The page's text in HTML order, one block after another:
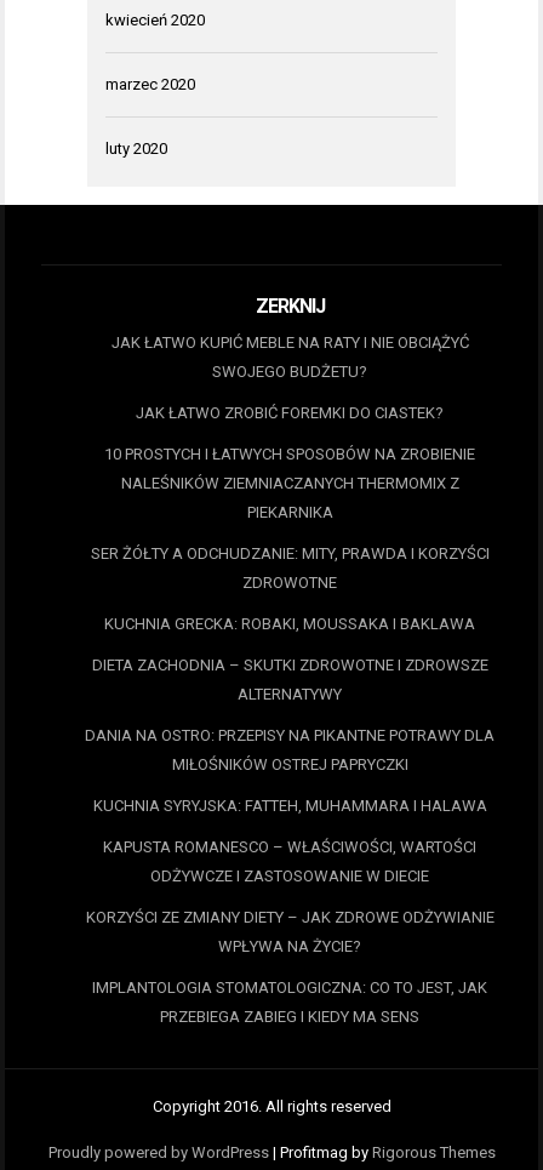
kwiecień 2020
marzec 2020
luty 2020
ZERKNIJ
JAK ŁATWO KUPIĆ MEBLE NA RATY I NIE OBCIĄŻYĆ
SWOJEGO BUDŻETU?
JAK ŁATWO ZROBIĆ FOREMKI DO CIASTEK?
10 PROSTYCH I ŁATWYCH SPOSOBÓW NA ZROBIENIE
NALEŚNIKÓW ZIEMNIACZANYCH THERMOMIX Z
PIEKARNIKA
SER ŻÓŁTY A ODCHUDZANIE: MITY, PRAWDA I KORZYŚCI
ZDROWOTNE
KUCHNIA GRECKA: ROBAKI, MOUSSAKA I BAKLAWA
DIETA ZACHODNIA – SKUTKI ZDROWOTNE I ZDROWSZE
ALTERNATYWY
DANIA NA OSTRO: PRZEPISY NA PIKANTNE POTRAWY DLA
MIŁOŚNIKÓW OSTREJ PAPRYCZKI
KUCHNIA SYRYJSKA: FATTEH, MUHAMMARA I HALAWA
KAPUSTA ROMANESCO – WŁAŚCIWOŚCI, WARTOŚCI
ODŻYWCZE I ZASTOSOWANIE W DIECIE
KORZYŚCI ZE ZMIANY DIETY – JAK ZDROWE ODŻYWIANIE
WPŁYWA NA ŻYCIE?
IMPLANTOLOGIA STOMATOLOGICZNA: CO TO JEST, JAK
PRZEBIEGA ZABIEG I KIEDY MA SENS
Copyright 2016. All rights reserved
Proudly powered by WordPress | Profitmag by Rigorous Themes